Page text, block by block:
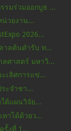
รมร่วมออกบูธ ...
วยงาน...
2026...
าลต้นตำรับ ท...
ลศาสตร์ มหาวิ...
เลิศการแข่...
ะจำชา...
ต้แผนวิจัย...
ทาได้ด้วยว...
รั้งที่ 1...